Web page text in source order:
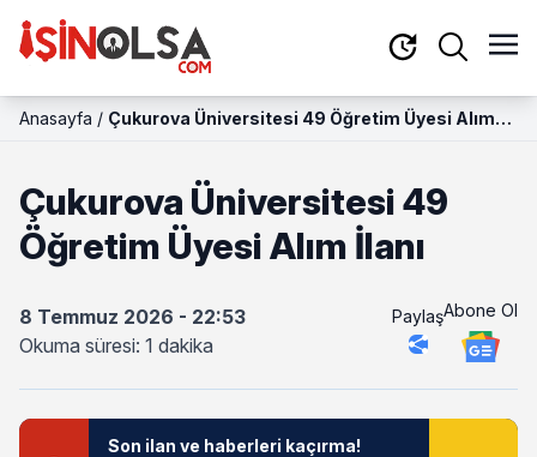
Anasayfa / Çukurova Üniversitesi 49 Öğretim Üyesi Alım
Çukurova Üniversitesi 49
Öğretim Üyesi Alım İlanı
8 Temmuz 2026 - 22:53
Okuma süresi: 1 dakika
PaylaşAbone Ol
Son ilan ve haberleri kaçırma!